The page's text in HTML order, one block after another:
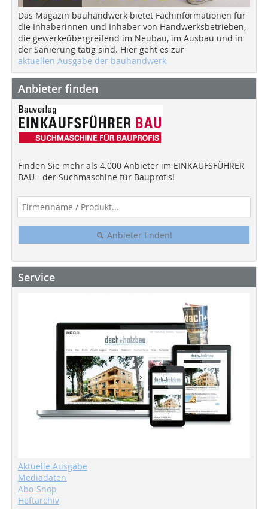
Das Magazin bauhandwerk bietet Fachinformationen für
die Inhaberinnen und Inhaber von Handwerksbetrieben,
die gewerkeübergreifend im Neubau, im Ausbau und in
der Sanierung tätig sind. Hier geht es zur
aktuellen Ausgabe der bauhandwerk
Anbieter finden
Finden Sie mehr als 4.000 Anbieter im EINKAUFSFÜHRER
BAU - der Suchmaschine für Bauprofis!
Anbieter finden!
Service
Aktuelle Ausgabe
Mediadaten
Abo-Shop
Heftarchiv